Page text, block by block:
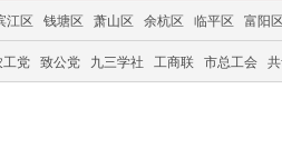
江区 钱塘区 萧山区 余杭区 临平区 富阳
工党 致公党 九三学社 工商联 市总工会